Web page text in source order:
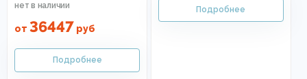
от 36447 руб